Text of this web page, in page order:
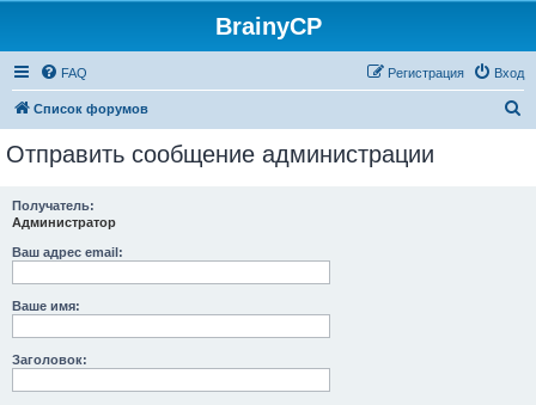
BrainyCP
FAQ Вход
Регистрация
Список форумов
Отправить сообщение администрации
Получатель:
Администратор
Ваш адрес email:
Ваше имя:
Заголовок: